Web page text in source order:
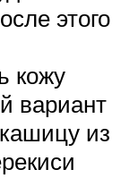
этого
кожу
вариант
из